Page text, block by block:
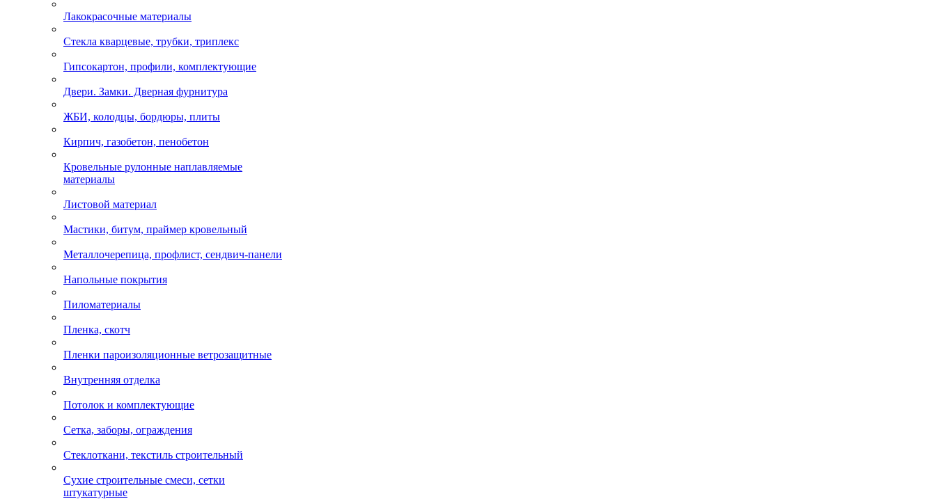
Лакокрасочные материалы
Стекла кварцевые, трубки, триплекс
Гипсокартон, профили, комплектующие
Двери. Замки. Дверная фурнитура
ЖБИ, колодцы, бордюры, плиты
Кирпич, газобетон, пенобетон
Кровельные рулонные наплавляемые
материалы
Листовой материал
Мастики, битум, праймер кровельный
Металлочерепица, профлист, сендвич-панели
Напольные покрытия
Пиломатериалы
Пленка, скотч
Пленки пароизоляционные ветрозащитные
Внутренняя отделка
Потолок и комплектующие
Сетка, заборы, ограждения
Стеклоткани, текстиль строительный
Сухие строительные смеси, сетки
штукатурные